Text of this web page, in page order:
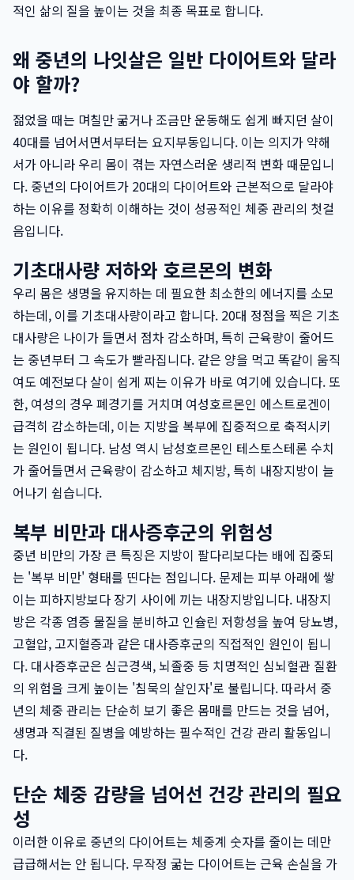
적인 삶의 질을 높이는 것을 최종 목표로 합니다.
왜 중년의 나잇살은 일반 다이어트와 달라
야 할까?
젊었을 때는 며칠만 굶거나 조금만 운동해도 쉽게 빠지던 살이
40대를 넘어서면서부터는 요지부동입니다. 이는 의지가 약해
서가 아니라 우리 몸이 겪는 자연스러운 생리적 변화 때문입니
다. 중년의 다이어트가 20대의 다이어트와 근본적으로 달라야
하는 이유를 정확히 이해하는 것이 성공적인 체중 관리의 첫걸
음입니다.
기초대사량 저하와 호르몬의 변화
우리 몸은 생명을 유지하는 데 필요한 최소한의 에너지를 소모
하는데, 이를 기초대사량이라고 합니다. 20대 정점을 찍은 기초
대사량은 나이가 들면서 점차 감소하며, 특히 근육량이 줄어드
는 중년부터 그 속도가 빨라집니다. 같은 양을 먹고 똑같이 움직
여도 예전보다 살이 쉽게 찌는 이유가 바로 여기에 있습니다. 또
한, 여성의 경우 폐경기를 거치며 여성호르몬인 에스트로겐이
급격히 감소하는데, 이는 지방을 복부에 집중적으로 축적시키
는 원인이 됩니다. 남성 역시 남성호르몬인 테스토스테론 수치
가 줄어들면서 근육량이 감소하고 체지방, 특히 내장지방이 늘
어나기 쉽습니다.
복부 비만과 대사증후군의 위험성
중년 비만의 가장 큰 특징은 지방이 팔다리보다는 배에 집중되
는 '복부 비만' 형태를 띤다는 점입니다. 문제는 피부 아래에 쌓
이는 피하지방보다 장기 사이에 끼는 내장지방입니다. 내장지
방은 각종 염증 물질을 분비하고 인슐린 저항성을 높여 당뇨병,
고혈압, 고지혈증과 같은 대사증후군의 직접적인 원인이 됩니
다. 대사증후군은 심근경색, 뇌졸중 등 치명적인 심뇌혈관 질환
의 위험을 크게 높이는 '침묵의 살인자'로 불립니다. 따라서 중
년의 체중 관리는 단순히 보기 좋은 몸매를 만드는 것을 넘어,
생명과 직결된 질병을 예방하는 필수적인 건강 관리 활동입니
다.
단순 체중 감량을 넘어선 건강 관리의 필요
성
이러한 이유로 중년의 다이어트는 체중계 숫자를 줄이는 데만
급급해서는 안 됩니다. 무작정 굶는 다이어트는 근육 손실을 가